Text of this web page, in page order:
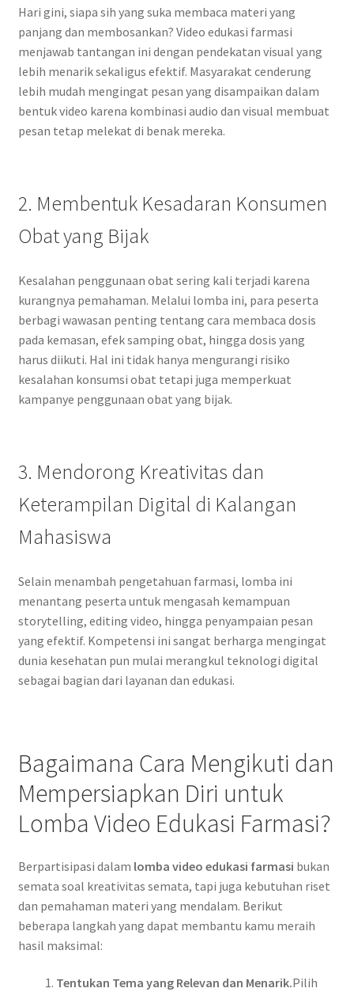
Hari gini, siapa sih yang suka membaca materi yang
panjang dan membosankan? Video edukasi farmasi
menjawab tantangan ini dengan pendekatan visual yang
lebih menarik sekaligus efektif. Masyarakat cenderung
lebih mudah mengingat pesan yang disampaikan dalam
bentuk video karena kombinasi audio dan visual membuat
pesan tetap melekat di benak mereka.
2. Membentuk Kesadaran Konsumen
Obat yang Bijak
Kesalahan penggunaan obat sering kali terjadi karena
kurangnya pemahaman. Melalui lomba ini, para peserta
berbagi wawasan penting tentang cara membaca dosis
pada kemasan, efek samping obat, hingga dosis yang
harus diikuti. Hal ini tidak hanya mengurangi risiko
kesalahan konsumsi obat tetapi juga memperkuat
kampanye penggunaan obat yang bijak.
3. Mendorong Kreativitas dan
Keterampilan Digital di Kalangan
Mahasiswa
Selain menambah pengetahuan farmasi, lomba ini
menantang peserta untuk mengasah kemampuan
storytelling, editing video, hingga penyampaian pesan
yang efektif. Kompetensi ini sangat berharga mengingat
dunia kesehatan pun mulai merangkul teknologi digital
sebagai bagian dari layanan dan edukasi.
Bagaimana Cara Mengikuti dan
Mempersiapkan Diri untuk
Lomba Video Edukasi Farmasi?
Berpartisipasi dalam lomba video edukasi farmasi bukan
semata soal kreativitas semata, tapi juga kebutuhan riset
dan pemahaman materi yang mendalam. Berikut
beberapa langkah yang dapat membantu kamu meraih
hasil maksimal:
Tentukan Tema yang Relevan dan Menarik.Pilih